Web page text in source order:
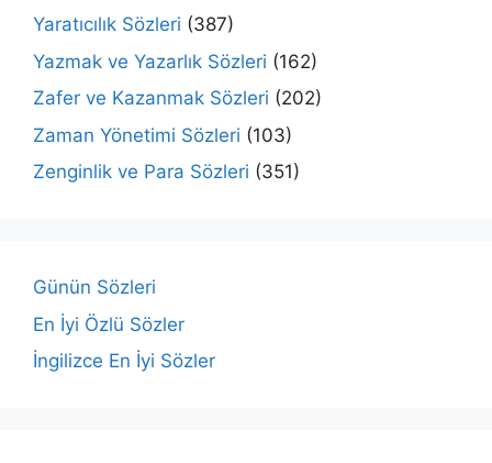
Yaratıcılık Sözleri (387)
Yazmak ve Yazarlık Sözleri (162)
Zafer ve Kazanmak Sözleri (202)
Zaman Yönetimi Sözleri (103)
Zenginlik ve Para Sözleri (351)
Günün Sözleri
En İyi Özlü Sözler
İngilizce En İyi Sözler